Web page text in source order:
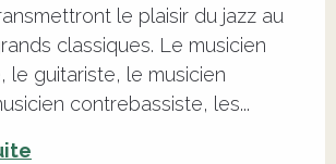
le plaisir du jazz au
classiques. Le musicien
le guitariste, le musicien
contrebassiste, les...